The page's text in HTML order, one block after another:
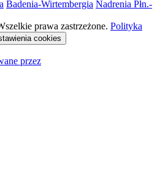
Badenia-Wirtembergia Nadrenia Płn.-
prawa zastrzeżone. Polityka
cookies
przez